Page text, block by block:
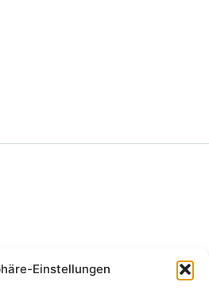
Einstellungen